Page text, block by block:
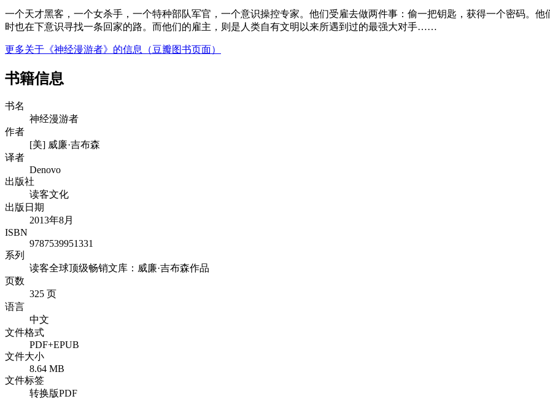
一个天才黑客，一个女杀手，一个特种部队军官，一个意识操控专家。他们受雇去做两件事：偷一把钥匙，获得一个密码。
时也在下意识寻找一条回家的路。而他们的雇主，则是人类自有文明以来所遇到过的最强大对手……
更多关于《神经漫游者》的信息（豆瓣图书页面）
书籍信息
书名
神经漫游者
作者
[美] 威廉·吉布森
译者
Denovo
出版社
读客文化
出版日期
2013年8月
ISBN
9787539951331
系列
读客全球顶级畅销文库：威廉·吉布森作品
页数
325 页
语言
中文
文件格式
PDF+EPUB
文件大小
8.64 MB
文件标签
转换版PDF